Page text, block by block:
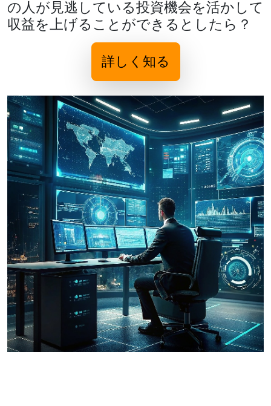
の人が見逃している投資機会を活かして
収益を上げることができるとしたら？
詳しく知る